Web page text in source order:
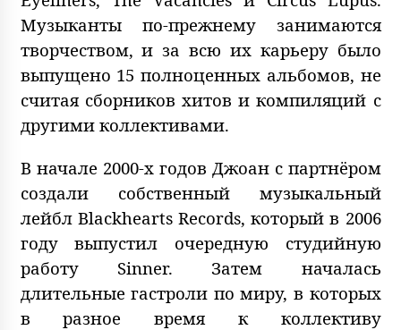
Музыканты по-прежнему занимаются
творчеством, и за всю их карьеру было
выпущено 15 полноценных альбомов, не
считая сборников хитов и компиляций с
другими коллективами.
В начале 2000-х годов Джоан с партнёром
создали собственный музыкальный
лейбл Blackhearts Records, который в 2006
году выпустил очередную студийную
работу Sinner. Затем началась
длительные гастроли по миру, в которых
в разное время к коллективу